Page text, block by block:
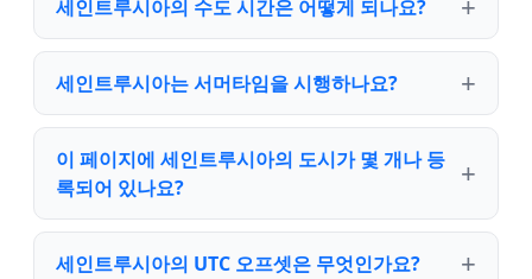
세인트루시아의 수도 시간은 어떻게 되나요?
세인트루시아는 서머타임을 시행하나요?
이 페이지에 세인트루시아의 도시가 몇 개나 등
록되어 있나요?
세인트루시아의 UTC 오프셋은 무엇인가요?